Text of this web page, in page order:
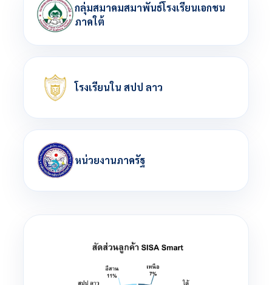
กลุ่มสมาคมสมาพันธ์โรงเรียนเอกชน
ภาคใต้
โรงเรียนใน สปป ลาว
หน่วยงานภาครัฐ